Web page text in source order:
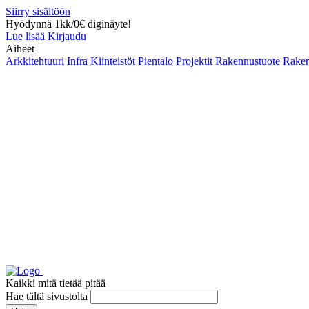
Siirry sisältöön
Hyödynnä 1kk/0€ diginäyte!
Lue lisää Kirjaudu
Aiheet
Arkkitehtuuri Infra Kiinteistöt Pientalo Projektit Rakennustuote
Kaikki mitä tietää pitää
Hae tältä sivustolta